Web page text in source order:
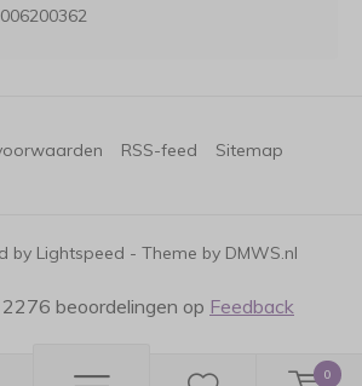
0
by Lightspeed - Theme by DMWS.nl
RSS-feed Sitemap
2276 beoordelingen op Feedback